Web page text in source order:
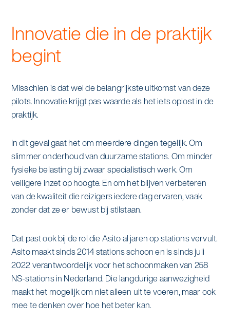
Innovatie die in de praktijk
begint
Misschien is dat wel de belangrijkste uitkomst van deze
pilots. Innovatie krijgt pas waarde als het iets oplost in de
praktijk.
In dit geval gaat het om meerdere dingen tegelijk. Om
slimmer onderhoud van duurzame stations. Om minder
fysieke belasting bij zwaar specialistisch werk. Om
veiligere inzet op hoogte. En om het blijven verbeteren
van de kwaliteit die reizigers iedere dag ervaren, vaak
zonder dat ze er bewust bij stilstaan.
Dat past ook bij de rol die Asito al jaren op stations vervult.
Asito maakt sinds 2014 stations schoon en is sinds juli
2022 verantwoordelijk voor het schoonmaken van 258
NS-stations in Nederland. Die langdurige aanwezigheid
maakt het mogelijk om niet alleen uit te voeren, maar ook
mee te denken over hoe het beter kan.